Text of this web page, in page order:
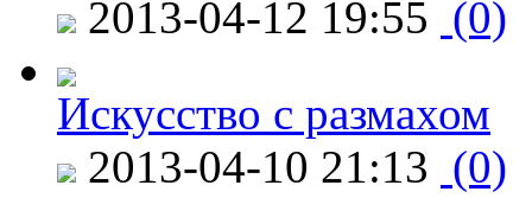
2013-04-12 19:55 (0)
Искусство с размахом
2013-04-10 21:13 (0)